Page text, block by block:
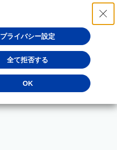
プライバシー設定
全て拒否する
OK